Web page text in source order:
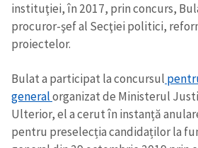
instituţiei, în 2017, prin concurs,
procuror-şef al Secţiei politici,
proiectelor.
Bulat a participat la concursul
generalorganizat de Ministerul
Ulterior, el a cerut în instanță
pentru preselecția candidaților la